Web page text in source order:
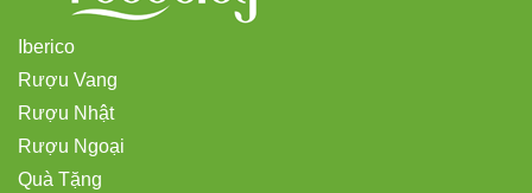
Iberico
Rượu Vang
Rượu Nhật
Rượu Ngoại
Quà Tặng